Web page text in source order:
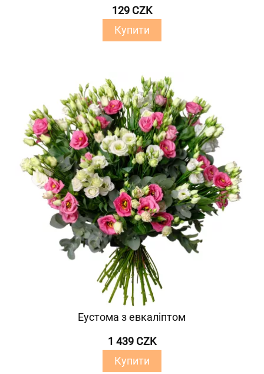
129 CZK
Купити
Еустома з евкаліптом
1 439 CZK
Купити